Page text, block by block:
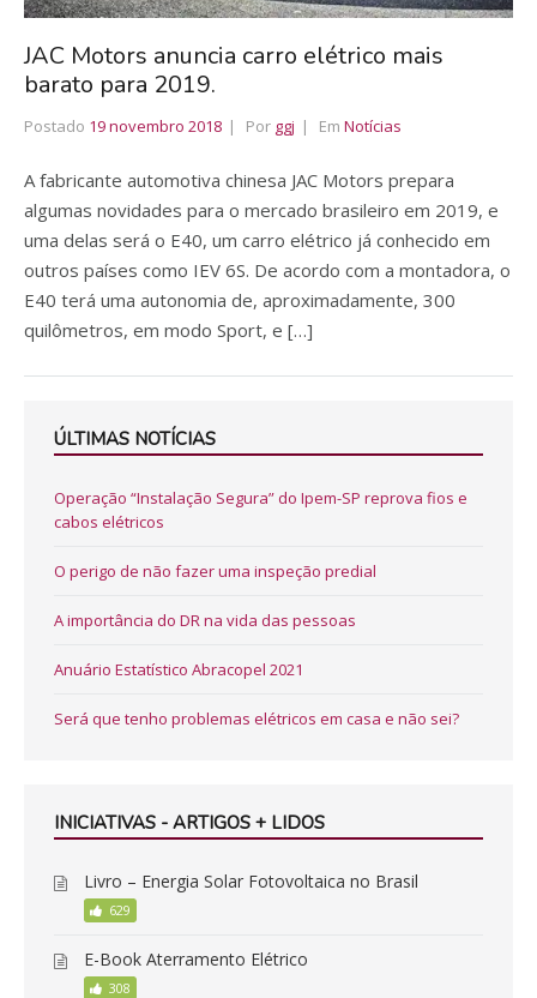
JAC Motors anuncia carro elétrico mais
barato para 2019.
Postado 19 novembro 2018 Por ggj Em Notícias
A fabricante automotiva chinesa JAC Motors prepara
algumas novidades para o mercado brasileiro em 2019, e
uma delas será o E40, um carro elétrico já conhecido em
outros países como IEV 6S. De acordo com a montadora, o
E40 terá uma autonomia de, aproximadamente, 300
quilômetros, em modo Sport, e […]
ÚLTIMAS NOTÍCIAS
Operação “Instalação Segura” do Ipem-SP reprova fios e
cabos elétricos
O perigo de não fazer uma inspeção predial
A importância do DR na vida das pessoas
Anuário Estatístico Abracopel 2021
Será que tenho problemas elétricos em casa e não sei?
INICIATIVAS - ARTIGOS + LIDOS
Livro – Energia Solar Fotovoltaica no Brasil
629
E-Book Aterramento Elétrico
308